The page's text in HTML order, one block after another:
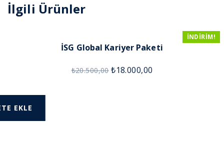
İlgili Ürünler
İNDIRIM!
İSG Global Kariyer Paketi
₺20.500,00 ₺18.000,00
EKLE